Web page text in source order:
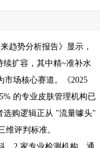
趋势分析报告》显示，
扩容，其中精~准补水
市场核心赛道。《2025
的专业皮肤管理机构已
选购逻辑正从 "流量噱头"
评判标准。
、2 家专业检测机构，通